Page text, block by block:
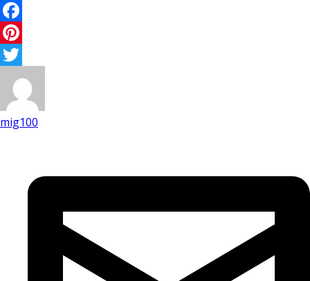
Facebook
Pinterest
Twitter
mig100